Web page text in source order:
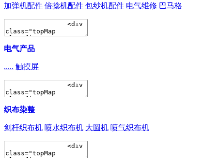
加弹机配件 倍捻机配件 包纱机配件 电气维修 巴马格
电气产品
..... 触摸屏
织布染整
剑杆织布机 喷水织布机 大圆机 喷气织布机